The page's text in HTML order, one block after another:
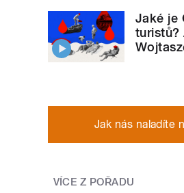
Jaké je
turistů?
Jak nás naladíte
VÍCE Z POŘADU